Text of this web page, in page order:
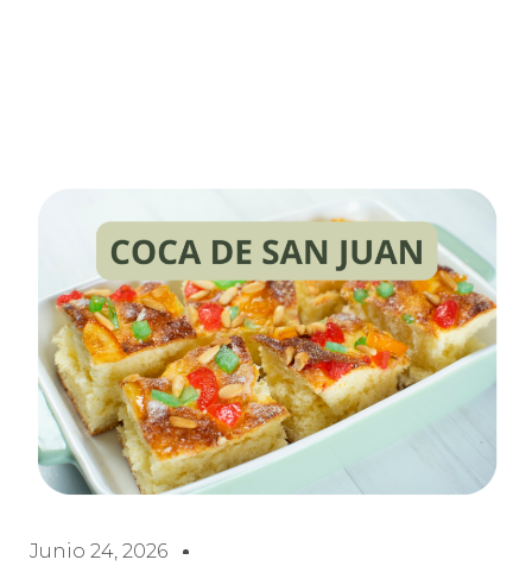
Junio 24, 2026